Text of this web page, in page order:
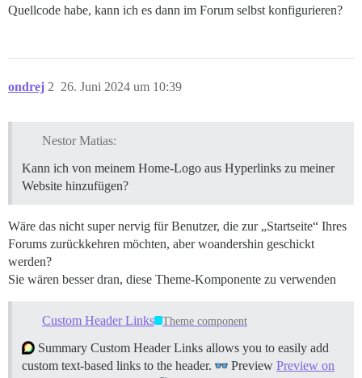
Quellcode habe, kann ich es dann im Forum selbst konfigurieren?
ondrej 26. Juni 2024 um 10:39
2
Nestor Matias:
Kann ich von meinem Home-Logo aus Hyperlinks zu meiner
Website hinzufügen?
Wäre das nicht super nervig für Benutzer, die zur „Startseite“ Ihres
Forums zurückkehren möchten, aber woandershin geschickt
werden?
Sie wären besser dran, diese Theme-Komponente zu verwenden
Custom Header Links Theme component
Summary Custom Header Links allows you to easily add
custom text-based links to the header.
Preview Preview on